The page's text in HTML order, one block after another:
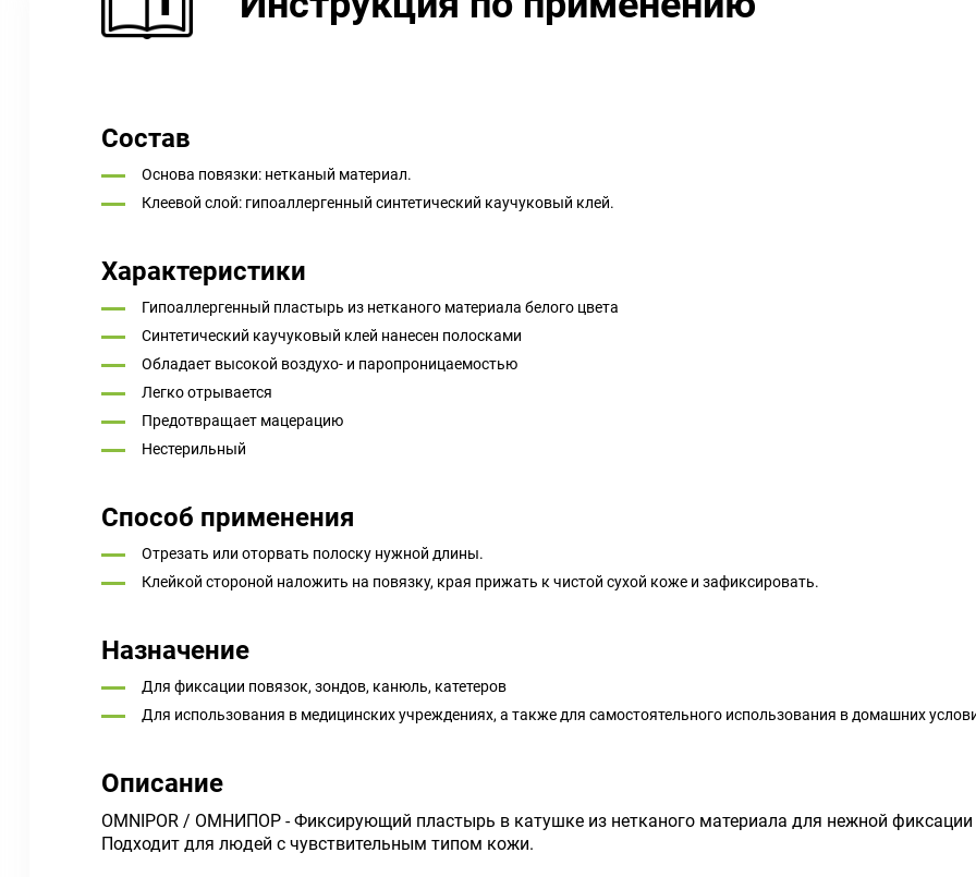
Состав
Основа повязки: нетканый материал.
Клеевой слой: гипоаллергенный синтетический каучуковый клей.
Характеристики
Гипоаллергенный пластырь из нетканого материала белого цвета
Синтетический каучуковый клей нанесен полосками
Обладает высокой воздухо- и паропроницаемостью
Легко отрывается
Предотвращает мацерацию
Нестерильный
Способ применения
Отрезать или оторвать полоску нужной длины.
Клейкой стороной наложить на повязку, края прижать к чистой сухой коже и зафиксировать.
Назначение
Для фиксации повязок, зондов, канюль, катетеров
Для использования в медицинских учреждениях, а также для самостоятельного использования в домашних
Описание
OMNIPOR / ОМНИПОР - Фиксирующий пластырь в катушке из нетканого материала для нежной фиксации
Подходит для людей с чувствительным типом кожи.